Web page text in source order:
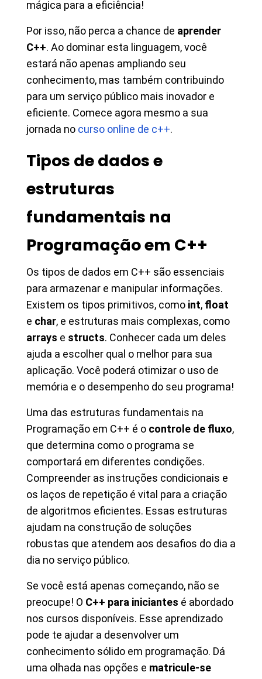
mágica para a eficiência!
Por isso, não perca a chance de aprender
C++. Ao dominar esta linguagem, você
estará não apenas ampliando seu
conhecimento, mas também contribuindo
para um serviço público mais inovador e
eficiente. Comece agora mesmo a sua
jornada no curso online de c++.
Tipos de dados e
estruturas
fundamentais na
Programação em C++
Os tipos de dados em C++ são essenciais
para armazenar e manipular informações.
Existem os tipos primitivos, como int, float
e char, e estruturas mais complexas, como
arrays e structs. Conhecer cada um deles
ajuda a escolher qual o melhor para sua
aplicação. Você poderá otimizar o uso de
memória e o desempenho do seu programa!
Uma das estruturas fundamentais na
Programação em C++ é o controle de fluxo,
que determina como o programa se
comportará em diferentes condições.
Compreender as instruções condicionais e
os laços de repetição é vital para a criação
de algoritmos eficientes. Essas estruturas
ajudam na construção de soluções
robustas que atendem aos desafios do dia a
dia no serviço público.
Se você está apenas começando, não se
preocupe! O C++ para iniciantes é abordado
nos cursos disponíveis. Esse aprendizado
pode te ajudar a desenvolver um
conhecimento sólido em programação. Dá
uma olhada nas opções e matricule-se